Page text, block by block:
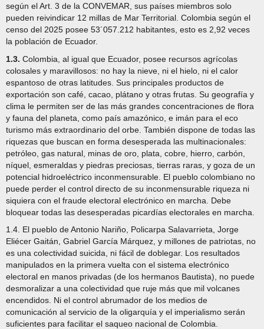
según el Art. 3 de la CONVEMAR, sus países miembros solo
pueden reivindicar 12 millas de Mar Territorial. Colombia según el
censo del 2025 posee 53´057.212 habitantes, esto es 2,92 veces
la población de Ecuador.
1.3. Colombia, al igual que Ecuador, posee recursos agrícolas
colosales y maravillosos: no hay la nieve, ni el hielo, ni el calor
espantoso de otras latitudes. Sus principales productos de
exportación son café, cacao, plátano y otras frutas. Su geografía y
clima le permiten ser de las más grandes concentraciones de flora
y fauna del planeta, como país amazónico, e imán para el eco
turismo más extraordinario del orbe. También dispone de todas las
riquezas que buscan en forma desesperada las multinacionales:
petróleo, gas natural, minas de oro, plata, cobre, hierro, carbón,
níquel, esmeraldas y piedras preciosas, tierras raras, y goza de un
potencial hidroeléctrico inconmensurable. El pueblo colombiano no
puede perder el control directo de su inconmensurable riqueza ni
siquiera con el fraude electoral electrónico en marcha. Debe
bloquear todas las desesperadas picardías electorales en marcha.
1.4. El pueblo de Antonio Nariño, Policarpa Salavarrieta, Jorge
Eliécer Gaitán, Gabriel García Márquez, y millones de patriotas, no
es una colectividad suicida, ni fácil de doblegar. Los resultados
manipulados en la primera vuelta con el sistema electrónico
electoral en manos privadas (de los hermanos Bautista), no puede
desmoralizar a una colectividad que ruje más que mil volcanes
encendidos. Ni el control abrumador de los medios de
comunicación al servicio de la oligarquía y el imperialismo serán
suficientes para facilitar el saqueo nacional de Colombia.